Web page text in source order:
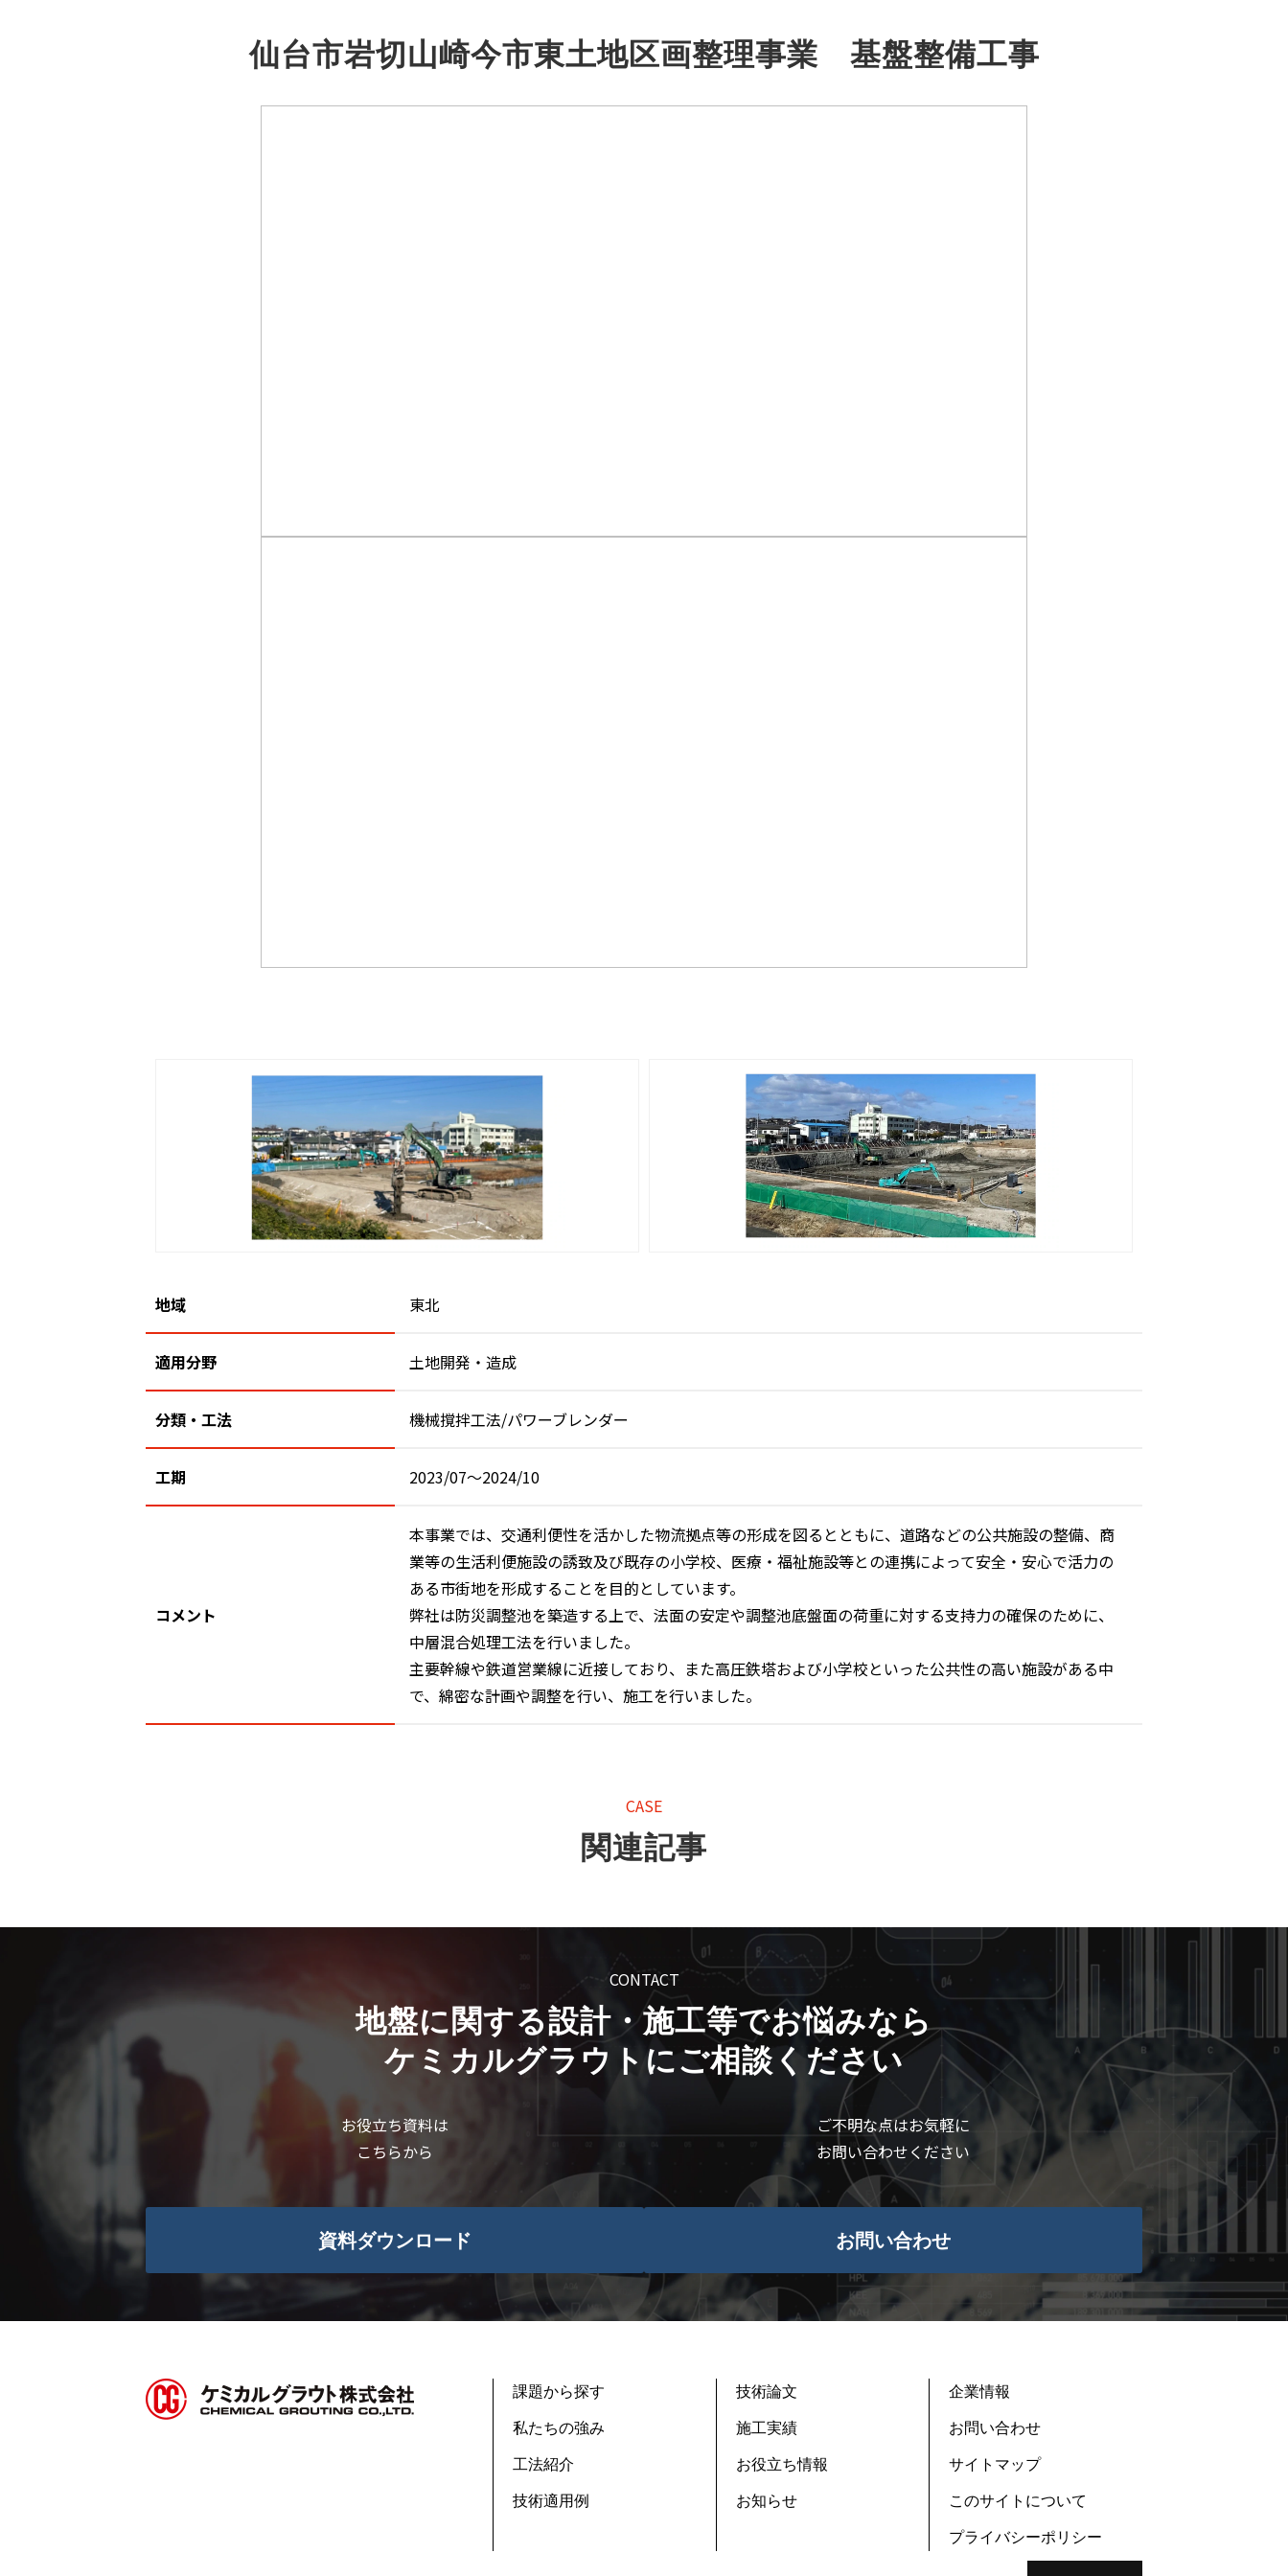
仙台市岩切山崎今市東土地区画整理事業　基盤整備工事
地域 東北
適用分野 土地開発・造成
分類・工法 機械撹拌工法/パワーブレンダー
工期 2023/07～2024/10
コメント
本事業では、交通利便性を活かした物流拠点等の形成を図るとともに、道路などの公共施設の整備、商
業等の生活利便施設の誘致及び既存の小学校、医療・福祉施設等との連携によって安全・安心で活力の
ある市街地を形成することを目的としています。
弊社は防災調整池を築造する上で、法面の安定や調整池底盤面の荷重に対する支持力の確保のために、
中層混合処理工法を行いました。
主要幹線や鉄道営業線に近接しており、また高圧鉄塔および小学校といった公共性の高い施設がある中
で、綿密な計画や調整を行い、施工を行いました。
CASE
関連記事
CONTACT
地盤に関する設計・施工等でお悩みなら
ケミカルグラウトにご相談ください
お役立ち資料は
こちらから
資料ダウンロード
ご不明な点はお気軽に
お問い合わせください
お問い合わせ
課題から探す
私たちの強み
工法紹介
技術適用例
技術論文
施工実績
お役立ち情報
お知らせ
企業情報
お問い合わせ
サイトマップ
このサイトについて
プライバシーポリシー